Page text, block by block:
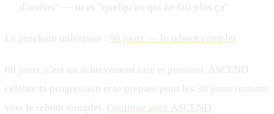
d'arrêter" — tu es "quelqu'un qui ne fait plus ça"
Le prochain milestone : 90 jours — le reboot complet.
60 jours, c'est un achievement rare et puissant. ASCEND
célèbre ta progression et te prépare pour les 30 jours restants
vers le reboot complet. Continue avec ASCEND.